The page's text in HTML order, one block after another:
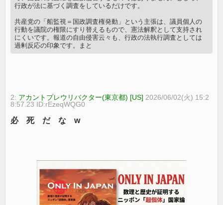
行政が法に基づく調査をしているだけです。
共産党の「船監視＝国政調査権発動」という主張は、議員個人の
行動を議院の権限にすり替えるもので、憲法解釈として支持され
にくいです。報道の自由侵害云々も、行政の法執行調査としては
過剰反応の印象です。まと
2: アカントプレウリバクター(東京都) [US] 2026/06/02(火) 15:2
8:57.23 ID:rEzeqWQG0
必 死 だ な w